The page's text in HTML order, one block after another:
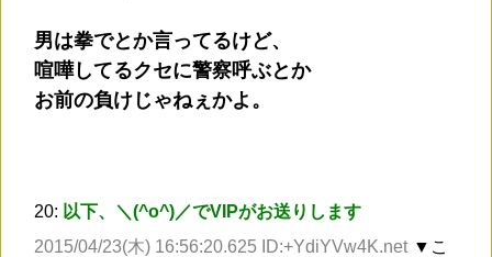
男は拳でとか言ってるけど、
喧嘩してるクセに警察呼ぶとか
お前の負けじゃねぇかよ。
20: 以下、＼(^o^)／でVIPがお送りします
2015/04/23(木) 16:56:20.625 ID:+YdiYVw4K.net ▼こ